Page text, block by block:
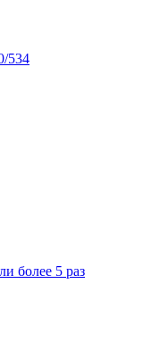
534
более 5 раз